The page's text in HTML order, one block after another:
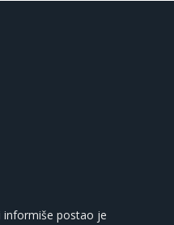
informiše postao je